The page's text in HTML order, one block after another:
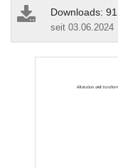
Downloads: 91
seit 03.06.2024